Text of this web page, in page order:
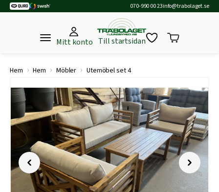
070-990 00 23info@trabolaget.se
Mitt konto Till startsidan
Hem › Hem › Möbler › Utemöbel set 4